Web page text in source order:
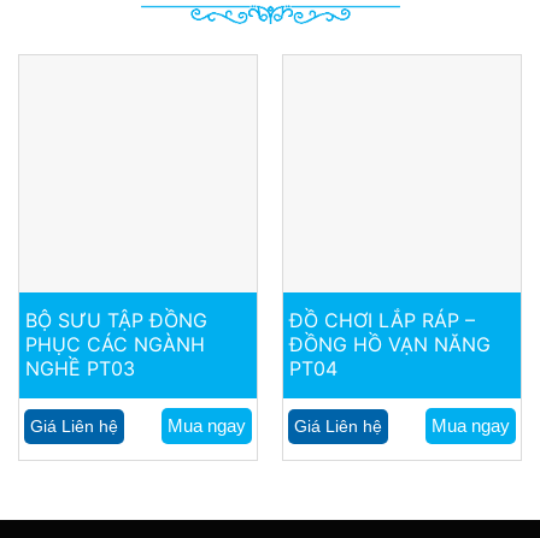
BỘ SƯU TẬP ĐỒNG
PHỤC CÁC NGÀNH
NGHỀ PT03
Giá Liên hệ Mua ngay
ĐỒ CHƠI LẮP RÁP –
ĐỒNG HỒ VẠN NĂNG
PT04
Giá Liên hệ Mua ngay